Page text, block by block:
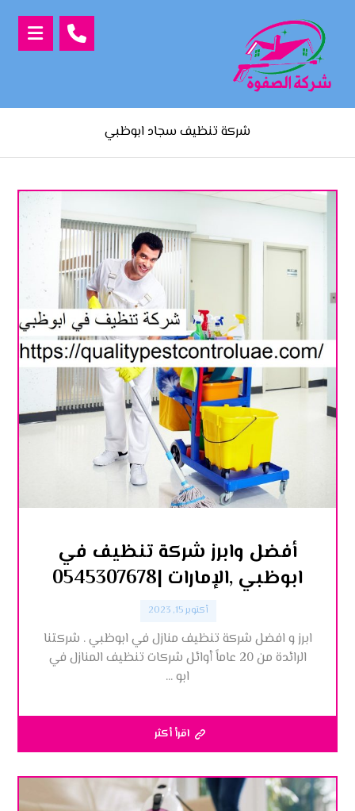
شركة تنظيف سجاد ابوظبي
أفضل وابرز شركة تنظيف في
ابوظبي ,الإمارات |0545307678
أكتوبر 15, 2023
ابرز و افضل شركة تنظيف منازل في ابوظبي . شركتنا
الرائدة من 20 عاماً أوائل شركات تنظيف المنازل في
ابو ...
اقرأ أكثر